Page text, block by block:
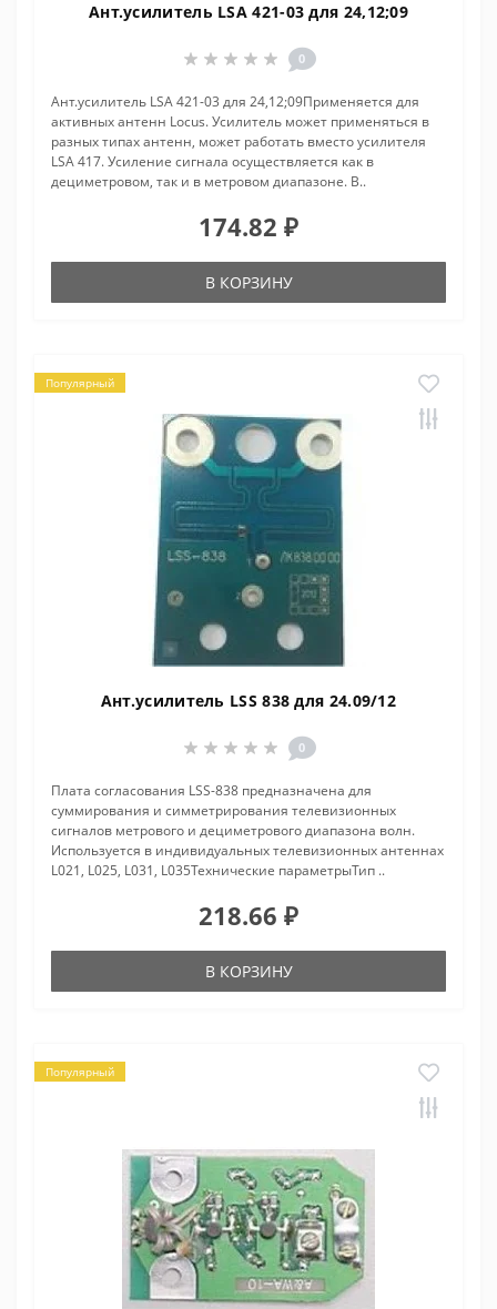
Ант.усилитель LSA 421-03 для 24,12;09
0
Ант.усилитель LSA 421-03 для 24,12;09Применяется для
активных антенн Locus. Усилитель может применяться в
разных типах антенн, может работать вместо усилителя
LSA 417. Усиление сигнала осуществляется как в
дециметровом, так и в метровом диапазоне. В..
174.82 ₽
В КОРЗИНУ
Популярный
Ант.усилитель LSS 838 для 24.09/12
0
Плата согласования LSS-838 предназначена для
суммирования и симметрирования телевизионных
сигналов метрового и дециметрового диапазона волн.
Используется в индивидуальных телевизионных антеннах
L021, L025, L031, L035Технические параметрыТип ..
218.66 ₽
В КОРЗИНУ
Популярный